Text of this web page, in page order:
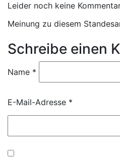
Leider noch keine
Meinung zu diesem
Schreibe einen
Name *
E-Mail-Adresse *